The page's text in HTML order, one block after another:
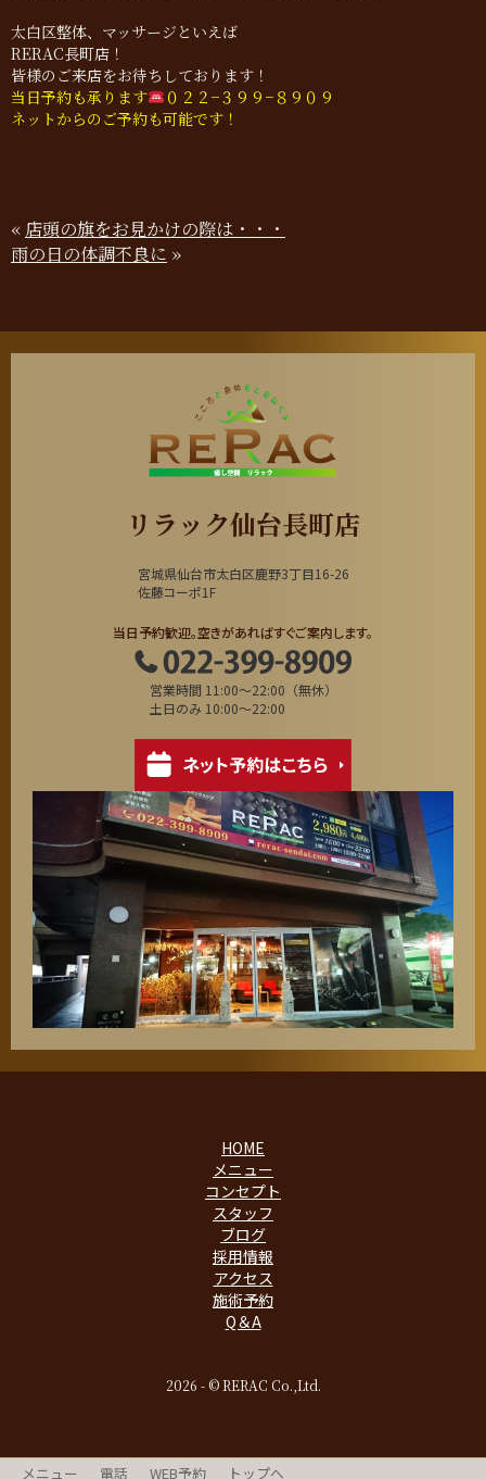
メニュー 電話 WEB予約 トップへ
太白区整体、マッサージといえば
RERAC長町店！
皆様のご来店をお待ちしております！
当日予約も承ります
０２２−３９９−８９０９
ネットからのご予約も可能です！
« 店頭の旗をお見かけの際は・・・
雨の日の体調不良に »
リラック仙台長町店
宮城県仙台市太白区鹿野3丁目16-26
佐藤コーポ1F
当日予約歓迎。空きがあればすぐご案内します。
営業時間 11:00～22:00（無休）
土日のみ 10:00～22:00
HOME
メニュー
コンセプト
スタッフ
ブログ
採用情報
アクセス
施術予約
Q＆A
2026 - © RERAC Co.,Ltd.